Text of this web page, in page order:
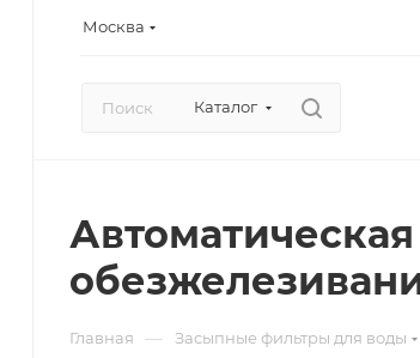
Москва
Каталог
Главная — Засыпные фильтры для воды